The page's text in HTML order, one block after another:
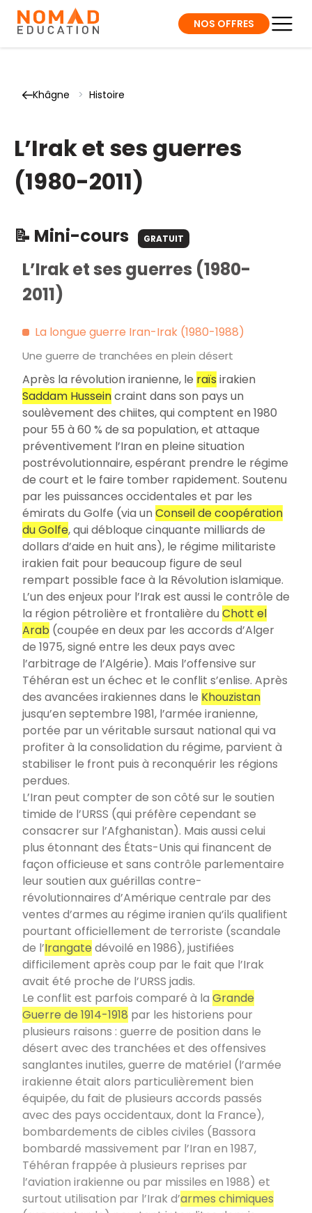
NOS OFFRES
Khâgne > Histoire
L’Irak et ses guerres
(1980-2011)
📝 Mini-cours GRATUIT
L’Irak et ses guerres (1980-
2011)
La longue guerre Iran-Irak (1980-1988)
Une guerre de tranchées en plein désert
Après la révolution iranienne, le raïs irakien
Saddam Husseincraint dans son pays un
soulèvement des chiites, qui comptent en 1980
pour 55 à 60 % de sa population, et attaque
préventivement l’Iran en pleine situation
postrévolutionnaire, espérant prendre le régime
de court et le faire tomber rapidement. Soutenu
par les puissances occidentales et par les
émirats du Golfe (via un Conseil de coopération
du Golfe, qui débloque cinquante milliards de
dollars d’aide en huit ans), le régime militariste
irakien fait pour beaucoup figure de seul
rempart possible face à la Révolution islamique.
L’un des enjeux pour l’Irak est aussi le contrôle de
la région pétrolière et frontalière du Chott el
Arab (coupée en deux par les accords d’Alger
de 1975, signé entre les deux pays avec
l’arbitrage de l’Algérie). Mais l’offensive sur
Téhéran est un échec et le conflit s’enlise. Après
des avancées irakiennes dans le Khouzistan
jusqu’en septembre 1981, l’armée iranienne,
portée par un véritable sursaut national qui va
profiter à la consolidation du régime, parvient à
stabiliser le front puis à reconquérir les régions
perdues.
L’Iran peut compter de son côté sur le soutien
timide de l’URSS (qui préfère cependant se
consacrer sur l’Afghanistan). Mais aussi celui
plus étonnant des États-Unis qui financent de
façon officieuse et sans contrôle parlementaire
leur soutien aux guérillas contre-
révolutionnaires d’Amérique centrale par des
ventes d’armes au régime iranien qu’ils qualifient
pourtant officiellement de terroriste (scandale
de l’Irangate dévoilé en 1986), justifiées
difficilement après coup par le fait que l’Irak
avait été proche de l’URSS jadis.
Le conflit est parfois comparé à la Grande
Guerre de 1914-1918 par les historiens pour
plusieurs raisons : guerre de position dans le
désert avec des tranchées et des offensives
sanglantes inutiles, guerre de matériel (l’armée
irakienne était alors particulièrement bien
équipée, du fait de plusieurs accords passés
avec des pays occidentaux, dont la France),
bombardements de cibles civiles (Bassora
bombardé massivement par l’Iran en 1987,
Téhéran frappée à plusieurs reprises par
l’aviation irakienne ou par missiles en 1988) et
surtout utilisation par l’Irak d’armes chimiques